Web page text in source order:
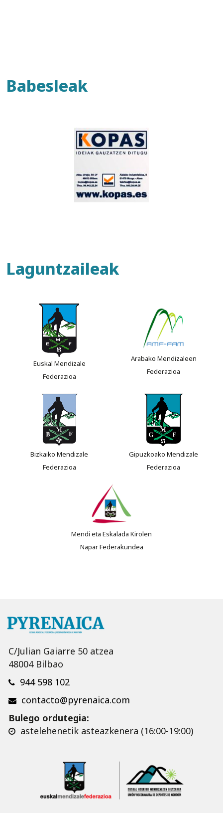
Babesleak
Laguntzaileak
Euskal Mendizale
Federazioa
Arabako Mendizaleen
Federazioa
Bizkaiko Mendizale
Federazioa
Gipuzkoako Mendizale
Federazioa
Mendi eta Eskalada Kirolen
Napar Federakundea
C/Julian Gaiarre 50 atzea
48004 Bilbao
944 598 102
contacto@pyrenaica.com
Bulego ordutegia:
astelehenetik asteazkenera (16:00-19:00)